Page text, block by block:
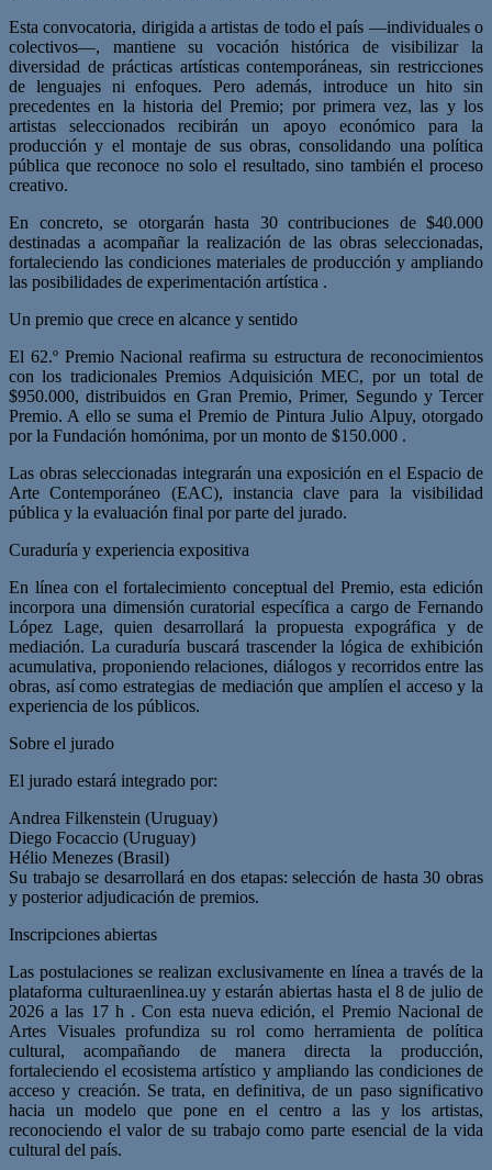
Esta convocatoria, dirigida a artistas de todo el país —individuales o
colectivos—, mantiene su vocación histórica de visibilizar la
diversidad de prácticas artísticas contemporáneas, sin restricciones
de lenguajes ni enfoques. Pero además, introduce un hito sin
precedentes en la historia del Premio; por primera vez, las y los
artistas seleccionados recibirán un apoyo económico para la
producción y el montaje de sus obras, consolidando una política
pública que reconoce no solo el resultado, sino también el proceso
creativo.
En concreto, se otorgarán hasta 30 contribuciones de $40.000
destinadas a acompañar la realización de las obras seleccionadas,
fortaleciendo las condiciones materiales de producción y ampliando
las posibilidades de experimentación artística .
Un premio que crece en alcance y sentido
El 62.º Premio Nacional reafirma su estructura de reconocimientos
con los tradicionales Premios Adquisición MEC, por un total de
$950.000, distribuidos en Gran Premio, Primer, Segundo y Tercer
Premio. A ello se suma el Premio de Pintura Julio Alpuy, otorgado
por la Fundación homónima, por un monto de $150.000 .
Las obras seleccionadas integrarán una exposición en el Espacio de
Arte Contemporáneo (EAC), instancia clave para la visibilidad
pública y la evaluación final por parte del jurado.
Curaduría y experiencia expositiva
En línea con el fortalecimiento conceptual del Premio, esta edición
incorpora una dimensión curatorial específica a cargo de Fernando
López Lage, quien desarrollará la propuesta expográfica y de
mediación. La curaduría buscará trascender la lógica de exhibición
acumulativa, proponiendo relaciones, diálogos y recorridos entre las
obras, así como estrategias de mediación que amplíen el acceso y la
experiencia de los públicos.
Sobre el jurado
El jurado estará integrado por:
Andrea Filkenstein (Uruguay)
Diego Focaccio (Uruguay)
Hélio Menezes (Brasil)
Su trabajo se desarrollará en dos etapas: selección de hasta 30 obras
y posterior adjudicación de premios.
Inscripciones abiertas
Las postulaciones se realizan exclusivamente en línea a través de la
plataforma culturaenlinea.uy y estarán abiertas hasta el 8 de julio de
2026 a las 17 h . Con esta nueva edición, el Premio Nacional de
Artes Visuales profundiza su rol como herramienta de política
cultural, acompañando de manera directa la producción,
fortaleciendo el ecosistema artístico y ampliando las condiciones de
acceso y creación. Se trata, en definitiva, de un paso significativo
hacia un modelo que pone en el centro a las y los artistas,
reconociendo el valor de su trabajo como parte esencial de la vida
cultural del país.